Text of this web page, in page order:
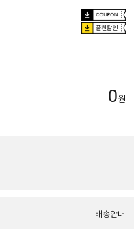
플친할인
0원
배송안내